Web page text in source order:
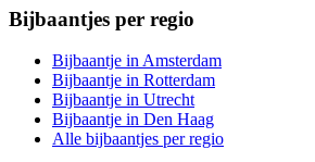
Bijbaantjes per regio
Bijbaantje in Amsterdam
Bijbaantje in Rotterdam
Bijbaantje in Utrecht
Bijbaantje in Den Haag
Alle bijbaantjes per regio